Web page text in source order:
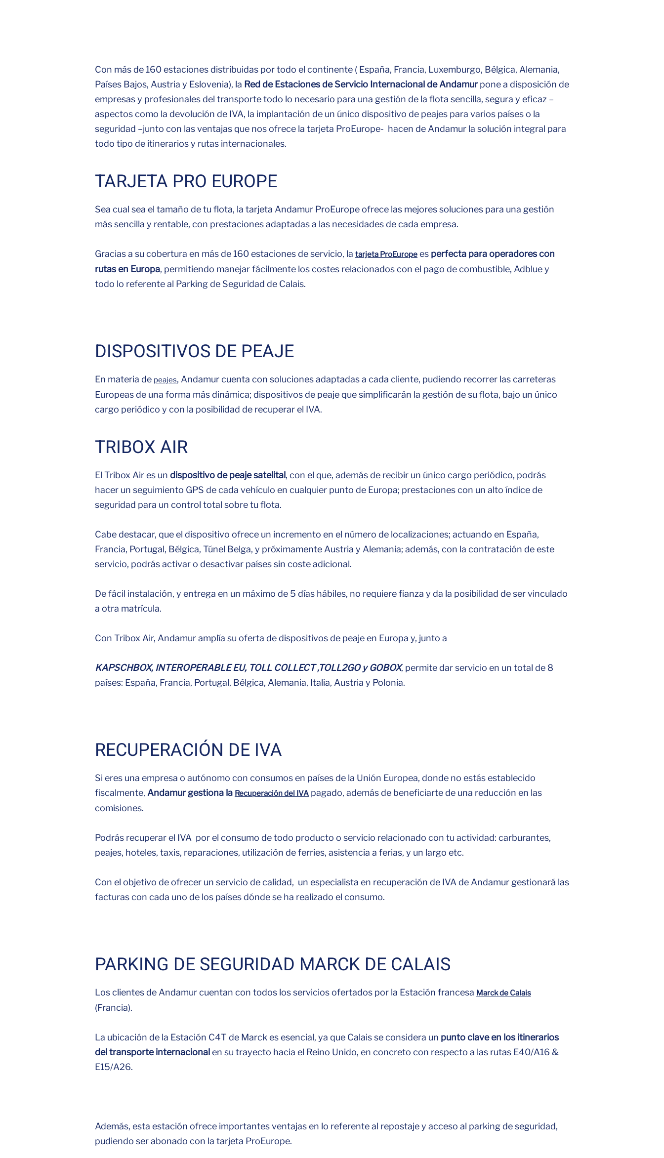
Con más de 160 estaciones distribuidas por todo el continente ( España, Francia, Luxemburgo, Bélgica, Alemania,
Países Bajos, Austria y Eslovenia), la Red de Estaciones de Servicio Internacional de Andamurpone a disposición de
empresas y profesionales del transporte todo lo necesario para una gestión de la flota sencilla, segura y eficaz –
aspectos como la devolución de IVA, la implantación de un único dispositivo de peajes para varios países o la
seguridad –junto con las ventajas que nos ofrece la tarjeta ProEurope- hacen de Andamur la solución integral para
todo tipo de itinerarios y rutas internacionales.
TARJETA PRO EUROPE
Sea cual sea el tamaño de tu flota, la tarjeta Andamur ProEurope ofrece las mejores soluciones para una gestión
más sencilla y rentable, con prestaciones adaptadas a las necesidades de cada empresa.
Gracias a su cobertura en más de 160 estaciones de servicio, la tarjeta ProEurope es perfecta para operadores con
rutas en Europa, permitiendo manejar fácilmente los costes relacionados con el pago de combustible, Adblue y
todo lo referente al Parking de Seguridad de Calais.
DISPOSITIVOS DE PEAJE
En materia de peajes, Andamur cuenta con soluciones adaptadas a cada cliente, pudiendo recorrer las carreteras
Europeas de una forma más dinámica; dispositivos de peaje que simplificarán la gestión de su flota, bajo un único
cargo periódico y con la posibilidad de recuperar el IVA.
TRIBOX AIR
El Tribox Air es un dispositivo de peaje satelital , con el que, además de recibir un único cargo periódico, podrás
hacer un seguimiento GPS de cada vehículo en cualquier punto de Europa; prestaciones con un alto índice de
seguridad para un control total sobre tu flota.
Cabe destacar, que el dispositivo ofrece un incremento en el número de localizaciones; actuando en España,
Francia, Portugal, Bélgica, Túnel Belga, y próximamente Austria y Alemania; además, con la contratación de este
servicio, podrás activar o desactivar países sin coste adicional.
De fácil instalación, y entrega en un máximo de 5 días hábiles, no requiere fianza y da la posibilidad de ser vinculado
a otra matrícula.
Con Tribox Air, Andamur amplía su oferta de dispositivos de peaje en Europa y, junto a
KAPSCHBOX, INTEROPERABLE EU, TOLL COLLECT ,TOLL2GO y GOBOX, permite dar servicio en un total de 8
países: España, Francia, Portugal, Bélgica, Alemania, Italia, Austria y Polonia.
RECUPERACIÓN DE IVA
Si eres una empresa o autónomo con consumos en países de la Unión Europea, donde no estás establecido
fiscalmente, Andamur gestiona la Recuperación del IVA pagado, además de beneficiarte de una reducción en las
comisiones.
Podrás recuperar el IVA por el consumo de todo producto o servicio relacionado con tu actividad: carburantes,
peajes, hoteles, taxis, reparaciones, utilización de ferries, asistencia a ferias, y un largo etc.
Con el objetivo de ofrecer un servicio de calidad, un especialista en recuperación de IVA de Andamur gestionará las
facturas con cada uno de los países dónde se ha realizado el consumo.
PARKING DE SEGURIDAD MARCK DE CALAIS
Los clientes de Andamur cuentan con todos los servicios ofertados por la Estación francesa Marck de Calais
(Francia).
La ubicación de la Estación C4T de Marck es esencial, ya que Calais se considera un punto clave en los itinerarios
del transporte internacional en su trayecto hacia el Reino Unido, en concreto con respecto a las rutas E40/A16 &
E15/A26.
Además, esta estación ofrece importantes ventajas en lo referente al repostaje y acceso al parking de seguridad,
pudiendo ser abonado con la tarjeta ProEurope.